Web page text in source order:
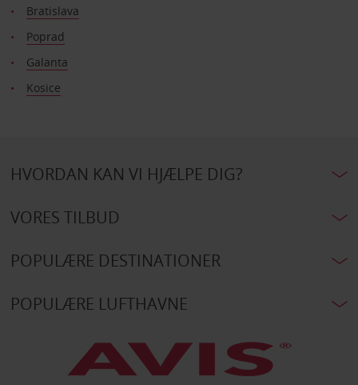
Bratislava
Poprad
Galanta
Kosice
HVORDAN KAN VI HJÆLPE DIG?
VORES TILBUD
POPULÆRE DESTINATIONER
POPULÆRE LUFTHAVNE